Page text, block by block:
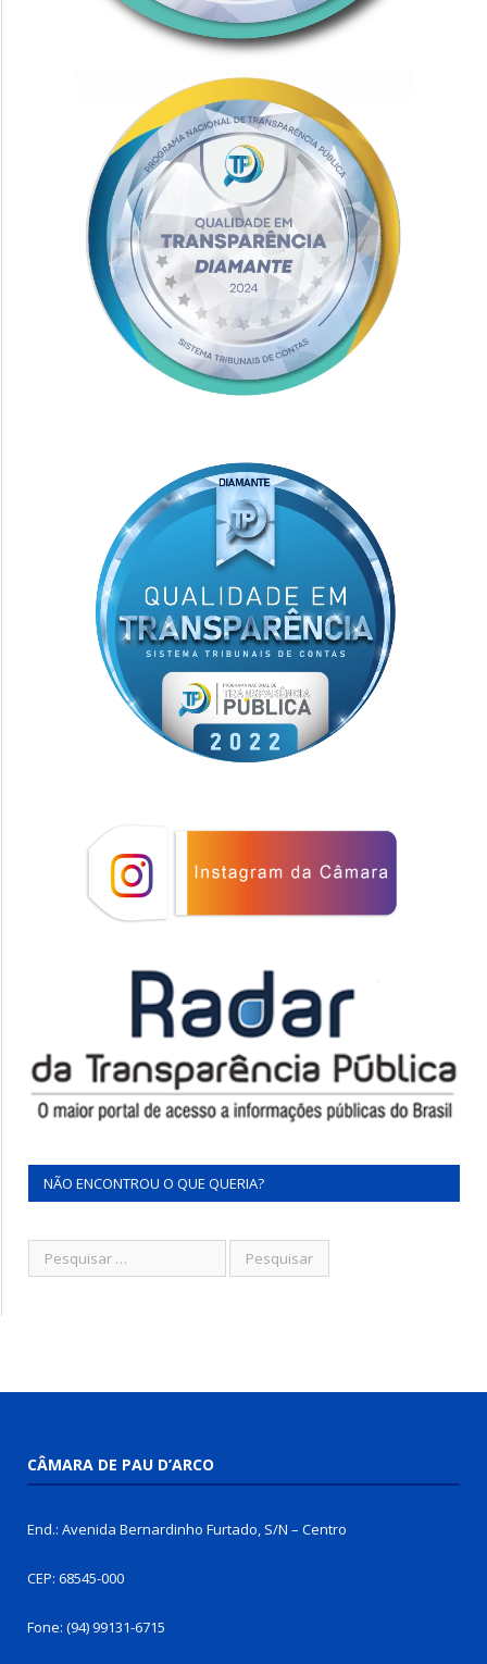
NÃO ENCONTROU O QUE QUERIA?
CÂMARA DE PAU D’ARCO
End.: Avenida Bernardinho Furtado, S/N – Centro
CEP: 68545-000
Fone: (94) 99131-6715